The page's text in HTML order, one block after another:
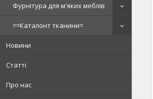
Фурнітура для м'яких меблів
==Каталонт тканини=
Новини
Статті
Про нас